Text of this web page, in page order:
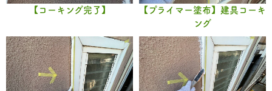
【コーキング完了】
【プライマー塗布】建具コーキ
ング